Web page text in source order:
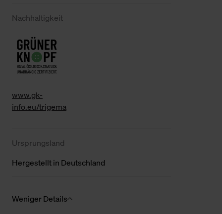
Nachhaltigkeit
www.gk-
info.eu/trigema
Ursprungsland
Hergestellt in Deutschland
Weniger Details